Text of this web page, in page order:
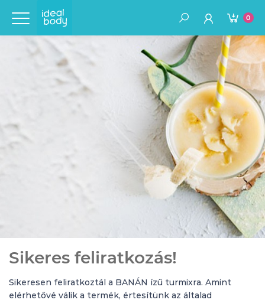
0
Sikeres feliratkozás!
Sikeresen feliratkoztál a BANÁN ízű turmixra. Amint
elérhetővé válik a termék, értesítünk az általad